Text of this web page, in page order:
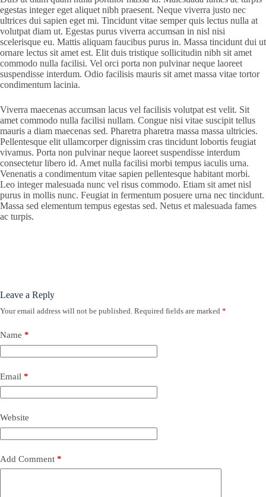
egestas integer eget aliquet nibh praesent. Neque viverra justo nec
ultrices dui sapien eget mi. Tincidunt vitae semper quis lectus nulla at
volutpat diam ut. Egestas purus viverra accumsan in nisl nisi
scelerisque eu. Mattis aliquam faucibus purus in. Massa tincidunt dui ut
ornare lectus sit amet est. Elit duis tristique sollicitudin nibh sit amet
commodo nulla facilisi. Vel orci porta non pulvinar neque laoreet
suspendisse interdum. Odio facilisis mauris sit amet massa vitae tortor
condimentum lacinia.
Viverra maecenas accumsan lacus vel facilisis volutpat est velit. Sit
amet commodo nulla facilisi nullam. Congue nisi vitae suscipit tellus
mauris a diam maecenas sed. Pharetra pharetra massa massa ultricies.
Pellentesque elit ullamcorper dignissim cras tincidunt lobortis feugiat
vivamus. Porta non pulvinar neque laoreet suspendisse interdum
consectetur libero id. Amet nulla facilisi morbi tempus iaculis urna.
Venenatis a condimentum vitae sapien pellentesque habitant morbi.
Leo integer malesuada nunc vel risus commodo. Etiam sit amet nisl
purus in mollis nunc. Feugiat in fermentum posuere urna nec tincidunt.
Massa sed elementum tempus egestas sed. Netus et malesuada fames
ac turpis.
Leave a Reply
Your email address will not be published. Required fields are marked *
Name *
Email *
Website
Add Comment *